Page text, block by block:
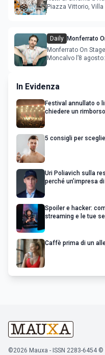
Piazza Vittorio,
Daily Monferrato
Monferrato On
Moncalvo l’8
In Evidenza
Festival annullato o
chiedere un rimborso
5 consigli per
Uri Poliavich sulla
perché un’impresa
Spoiler e hacker:
streaming e le tue
Caffè prima di un
©2026 Mauxa - ISSN 2283-6454